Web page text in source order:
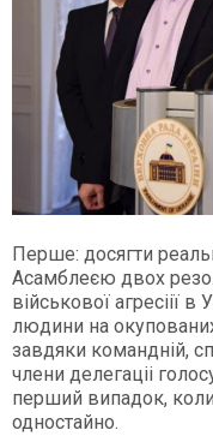
Перше: досягти
Асамблеєю двох
військової агресіії
людини на
завдяки командній,
члени делегаціі
перший випадок,
одностайно.